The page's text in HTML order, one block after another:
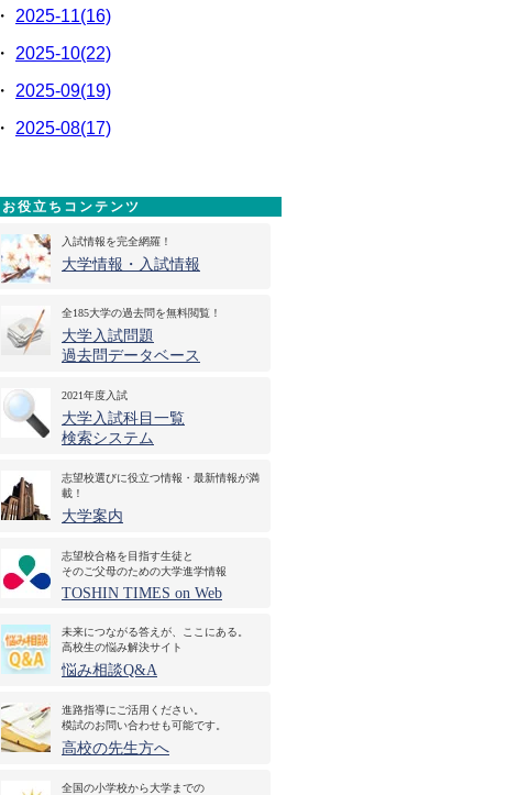
・
2025-11(16)
・
2025-10(22)
・
2025-09(19)
・
2025-08(17)
お役立ちコンテンツ
入試情報を完全網羅！
大学情報・入試情報
全185大学の過去問を無料閲覧！
大学入試問題
過去問データベース
2021年度入試
大学入試科目一覧
検索システム
志望校選びに役立つ情報・最新情報が満
載！
大学案内
志望校合格を目指す生徒と
そのご父母のための大学進学情報
TOSHIN TIMES on Web
未来につながる答えが、ここにある。
高校生の悩み解決サイト
悩み相談Q&A
進路指導にご活用ください。
模試のお問い合わせも可能です。
高校の先生方へ
全国の小学校から大学までの